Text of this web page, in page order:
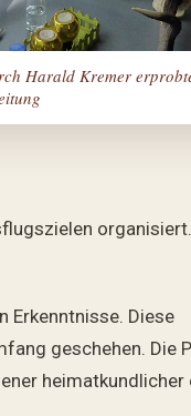
Harald Kremer
Erkenntnisse. Diese
geschehen. Die
heimatkundlicher